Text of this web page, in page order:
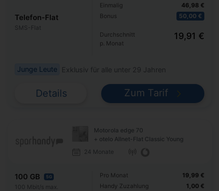
Telefon-Flat
SMS-Flat
Einmalig
Bonus
46,98 €
50,00 €
Durchschnitt
p. Monat
19,91 €
Junge Leute Exklusiv für alle unter 29 Jahren
Details Zum Tarif
Motorola edge 70
+ otelo Allnet-Flat Classic Young
24 Monate
100 GB 5G
100 Mbit/s max.
Pro Monat
Handy Zuzahlung
19,99 €
1,00 €